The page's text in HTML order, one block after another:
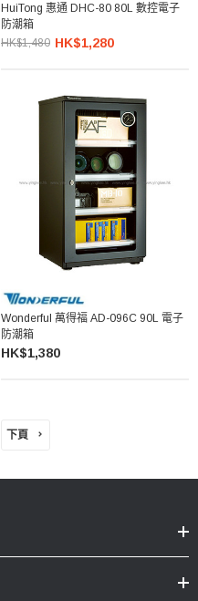
HuiTong 惠通 DHC-80 80L 數控電子
防潮箱
HK$1,480 HK$1,280
Wonderful 萬得福 AD-096C 90L 電子
防潮箱
HK$1,380
下頁